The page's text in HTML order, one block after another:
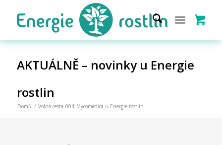
AKTUÁLNĚ – novinky u Energie
rostlin
Domů / Volná cesta_004_Mycomedica u Energie rostlin